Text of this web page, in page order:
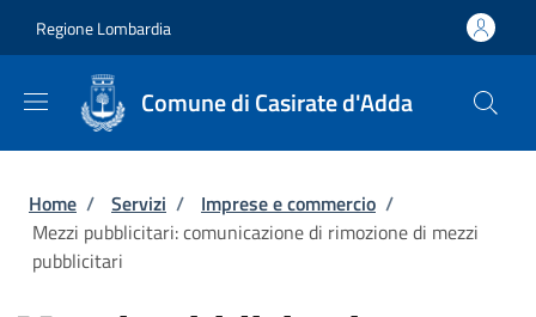
Regione Lombardia
Comune di Casirate d'Adda
Briciole di pane
Home / Servizi / Imprese e commercio /
Mezzi pubblicitari: comunicazione di rimozione di mezzi
pubblicitari